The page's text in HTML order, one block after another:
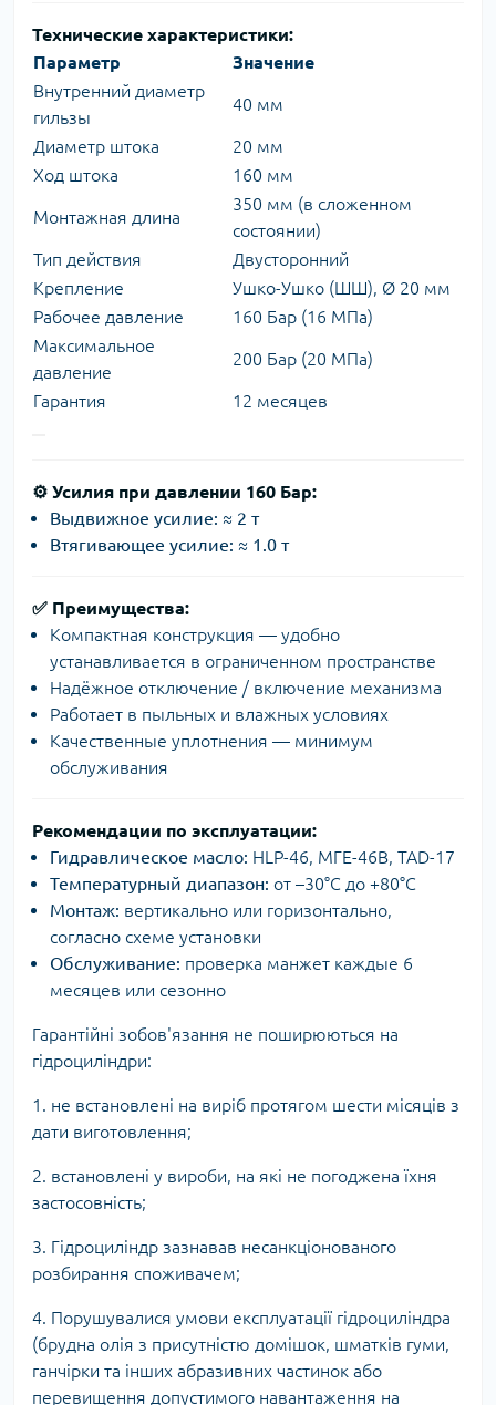
Технические характеристики:
Параметр
Значение
Внутренний диаметр
гильзы
40 мм
Диаметр штока
20 мм
Ход штока
160 мм
Монтажная длина
350 мм (в сложенном
состоянии)
Тип действия
Двусторонний
Крепление
Ушко-Ушко (ШШ), Ø 20 мм
Рабочее давление
160 Бар (16 МПа)
Максимальное
давление
200 Бар (20 МПа)
Гарантия 12 месяцев
⚙️ Усилия при давлении 160 Бар:
Выдвижное усилие: ≈ 2 т
Втягивающее усилие: ≈ 1.0 т
✅ Преимущества:
Компактная конструкция — удобно
устанавливается в ограниченном пространстве
Надёжное отключение / включение механизма
Работает в пыльных и влажных условиях
Качественные уплотнения — минимум
обслуживания
Рекомендации по эксплуатации:
Гидравлическое масло: HLP-46, МГЕ-46В, TAD-17
Температурный диапазон: от –30°C до +80°C
Монтаж: вертикально или горизонтально,
согласно схеме установки
Обслуживание: проверка манжет каждые 6
месяцев или сезонно
Гарантійні зобов'язання не поширюються на
гідроциліндри:
1. не встановлені на виріб протягом шести місяців з
дати виготовлення;
2. встановлені у вироби, на які не погоджена їхня
застосовність;
3. Гідроциліндр зазнавав несанкціонованого
розбирання споживачем;
4. Порушувалися умови експлуатації гідроциліндра
(брудна олія з присутністю домішок, шматків гуми,
ганчірки та інших абразивних частинок або
перевищення допустимого навантаження на